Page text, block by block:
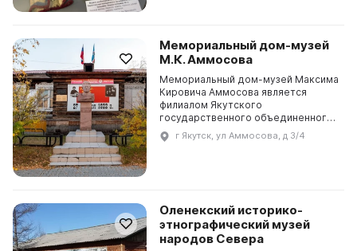
Мемориальный дом-музей
М.К. Аммосова
Мемориальный дом-музей Максима
Кировича Аммосова является
филиалом Якутского
государственного объединенного
музея истории и культуры народов
Севера имени Емельяна
г Якутск, ул Аммосова, д 3/4
Оленекский историко-
этнографический музей
народов Севера